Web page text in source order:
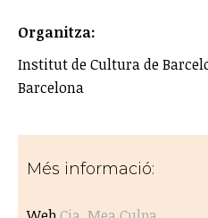
Organitza:
Institut de Cultura de
Barcelona
Més informació: